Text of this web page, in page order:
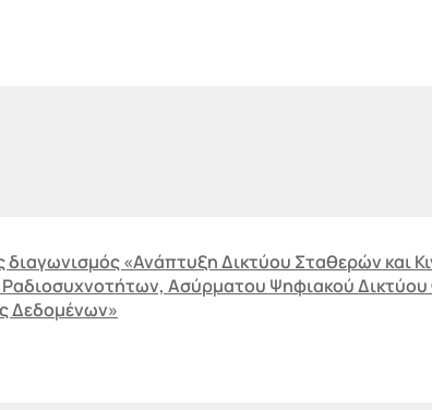
διαγωνισμός «Ανάπτυξη Δικτύου Σταθερών και
Ασύρματου Ψηφιακού Δικτύου
Δεδομένων»